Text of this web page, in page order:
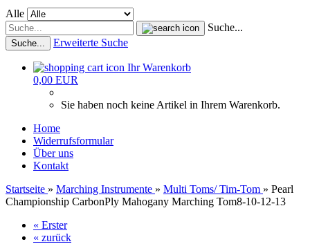
Alle
Suche...
Suche... Erweiterte Suche
Ihr Warenkorb
0,00 EUR
Sie haben noch keine Artikel in Ihrem Warenkorb.
Home
Widerrufsformular
Über uns
Kontakt
Startseite » Marching Instrumente » Multi Toms/ Tim-Tom » Pearl
Championship CarbonPly Mahogany Marching Tom8-10-12-13
« Erster
« zurück